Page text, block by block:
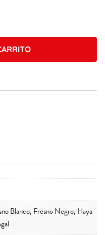
Blanco, Fresno Negro, Haya